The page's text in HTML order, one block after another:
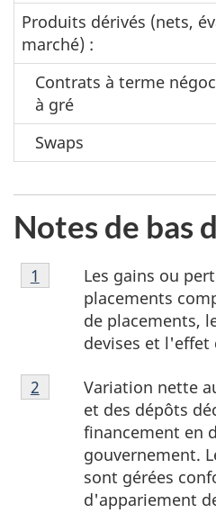
Produits dérivés (nets,
marché) :
Contrats à terme
à gré
Swaps
Notes de bas
Note
de
1
Les gains ou
placements
de placements,
devises et l'effet
Retour à la référence
1
Note
de
Variation nette
et des dépôts
financement en
gouvernement.
sont gérées
d'appariement
Retour à laréférence de
2